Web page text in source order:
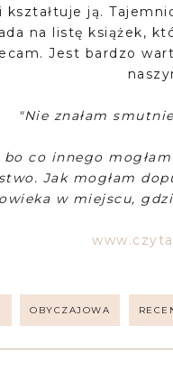
kształtuje ją.
na listę książek,
Jest bardzo
"Nie znałam
bo co innego
Jak mogłam
w miejscu,
OBYCZAJOWA